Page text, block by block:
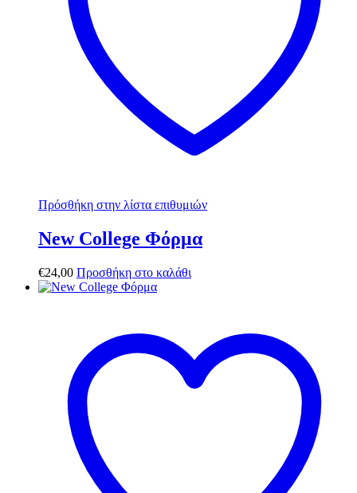
Πρόσθήκη στην λίστα επιθυμιών
New College Φόρμα
€24,00 Προσθήκη στο καλάθι